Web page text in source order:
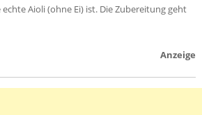
Aioli (ohne Ei) ist. Die Zubereitung geht
Anzeige